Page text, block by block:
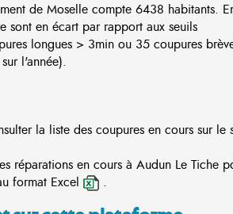
de Moselle compte 6438 habitants.
sont en écart par rapport aux seuils
longues > 3min ou 35 coupures
l'année).
la liste des coupures en cours sur le
réparations en cours à Audun Le Tiche
format Excel .